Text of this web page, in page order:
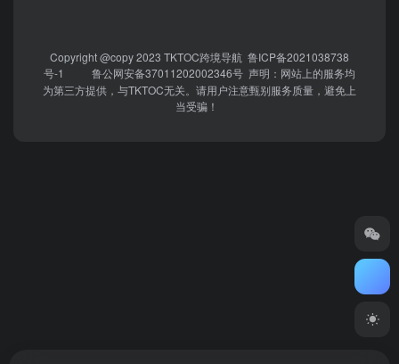
Copyright @copy 2023 TKTOC跨境导航 鲁ICP备2021038738
号-1
鲁公网安备37011202002346号 声明：网站上的服务均
为第三方提供，与TKTOC无关。请用户注意甄别服务质量，避免上
当受骗！